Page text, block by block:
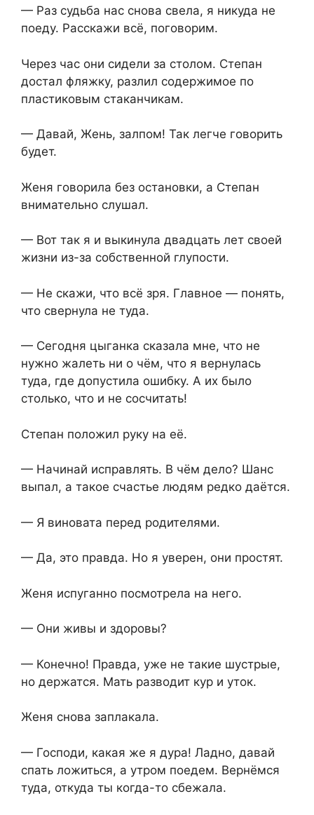
— Раз судьба нас снова свела, я никуда не
поеду. Расскажи всё, поговорим.
Через час они сидели за столом. Степан
достал фляжку, разлил содержимое по
пластиковым стаканчикам.
— Давай, Жень, залпом! Так легче говорить
будет.
Женя говорила без остановки, а Степан
внимательно слушал.
— Вот так я и выкинула двадцать лет своей
жизни из-за собственной глупости.
— Не скажи, что всё зря. Главное — понять,
что свернула не туда.
— Сегодня цыганка сказала мне, что не
нужно жалеть ни о чём, что я вернулась
туда, где допустила ошибку. А их было
столько, что и не сосчитать!
Степан положил руку на её.
— Начинай исправлять. В чём дело? Шанс
выпал, а такое счастье людям редко даётся.
— Я виновата перед родителями.
— Да, это правда. Но я уверен, они простят.
Женя испуганно посмотрела на него.
— Они живы и здоровы?
— Конечно! Правда, уже не такие шустрые,
но держатся. Мать разводит кур и уток.
Женя снова заплакала.
— Господи, какая же я дура! Ладно, давай
спать ложиться, а утром поедем. Вернёмся
туда, откуда ты когда-то сбежала.